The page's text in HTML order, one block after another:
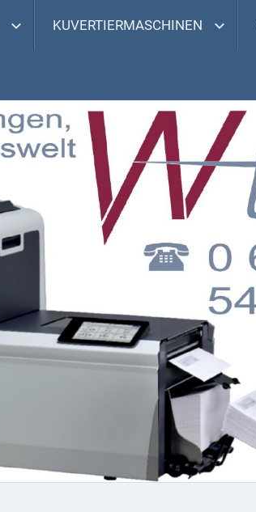
KUVERTIERMASCHINEN